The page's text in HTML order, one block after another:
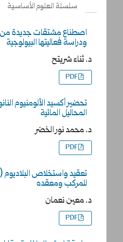
سلسلة العلوم الأساسية
ودراسة فعاليتها البيولوجية
د. ثناء شريتح
PDF
المحاليل المائية
د. محمد نور الخضر
PDF
للمركب ومعقده
د. معين نعمان
PDF